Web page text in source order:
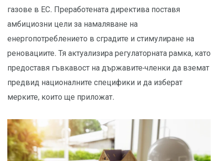
газове в ЕС. Преработената директива поставя
амбициозни цели за намаляване на
енергопотреблението в сградите и стимулиране на
реновациите. Тя актуализира регулаторната рамка, като
предоставя гъвкавост на държавите-членки да вземат
предвид националните специфики и да изберат
мерките, които ще приложат.